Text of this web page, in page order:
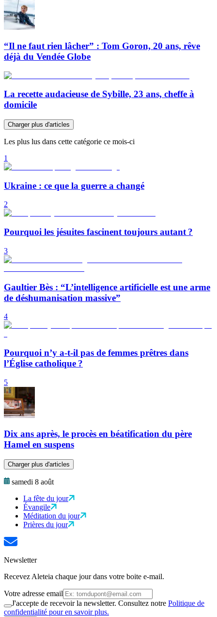
“Il ne faut rien lâcher” : Tom Goron, 20 ans, rêve
déjà du Vendée Globe
La recette audacieuse de Sybille, 23 ans, cheffe à
domicile
Charger plus d'articles
Les plus lus dans cette catégorie ce mois-ci
1
Ukraine : ce que la guerre a changé
2
Pourquoi les jésuites fascinent toujours autant ?
3
Gaultier Bès : “L’intelligence artificielle est une arme
de déshumanisation massive”
4
Pourquoi n’y a-t-il pas de femmes prêtres dans
l’Église catholique ?
5
Dix ans après, le procès en béatification du père
Hamel en suspens
Charger plus d'articles
samedi 8 août
La fête du jour
Évangile
Méditation du jour
Prières du jour
Newsletter
Recevez Aleteia chaque jour dans votre boite e-mail.
Votre adresse email
J'accepte de recevoir la newsletter. Consultez notre Politique de
confidentialité pour en savoir plus.